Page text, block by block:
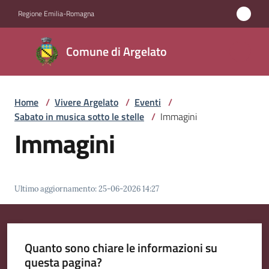
Regione Emilia-Romagna
Comune di Argelato
Comune
di
Argelato
Servizi
Vivere
Argelato
Menu selezionato
Home / Vivere Argelato / Eventi /
Sabato in musica sotto le stelle / Immagini
Immagini
Ultimo aggiornamento:25-06-2026 14:27
Quanto sono chiare le informazioni su
questa pagina?